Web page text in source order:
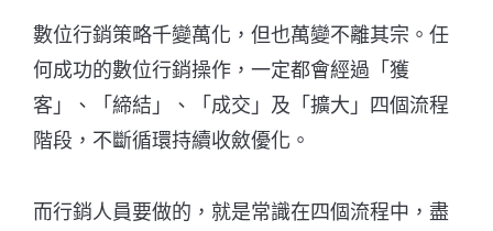
數位行銷策略千變萬化，但也萬變不離其宗。任
何成功的數位行銷操作，一定都會經過「獲
客」、「締結」、「成交」及「擴大」四個流程
階段，不斷循環持續收斂優化。
而行銷人員要做的，就是常識在四個流程中，盡